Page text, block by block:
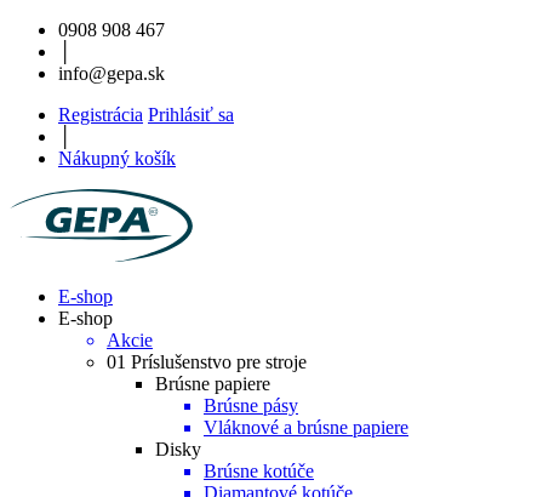
0908 908 467
info@gepa.sk
Registrácia Prihlásiť sa
Nákupný košík
E-shop
E-shop
Akcie
01 Príslušenstvo pre stroje
Brúsne papiere
Brúsne pásy
Vláknové a brúsne papiere
Disky
Brúsne kotúče
Diamantové kotúče